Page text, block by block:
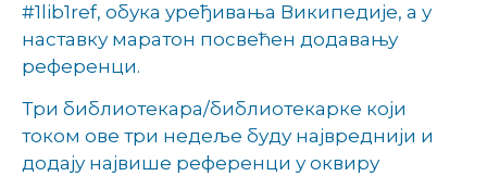
#1lib1ref, обука уређивања Википедије, а у
наставку маратон посвећен додавању
референци.
Три библиотекара/библиотекарке који
током ове три недеље буду највреднији и
додају највише референци у оквиру